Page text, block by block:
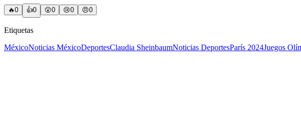
🔥0 👍0 😲0 😢0 😠0
Etiquetas
MéxicoNoticias MéxicoDeportesClaudia SheinbaumNoticias DeportesParís 2024Juegos